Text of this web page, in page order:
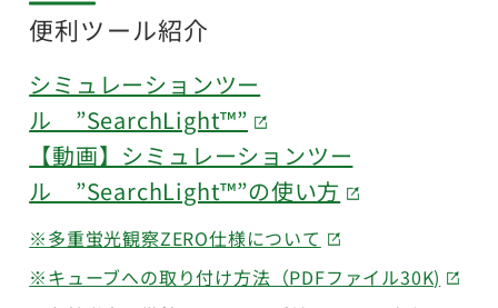
便利ツール紹介
シミュレーションツー
ル ”SearchLight™”
【動画】シミュレーションツー
ル ”SearchLight™”の使い方
※多重蛍光観察ZERO仕様について
※キューブへの取り付け方法（PDFファイル30K)